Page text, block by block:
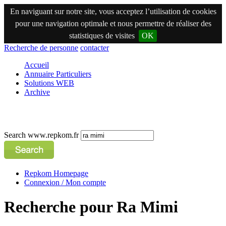
En naviguant sur notre site, vous acceptez l’utilisation de cookies
pour une navigation optimale et nous permettre de réaliser des
statistiques de visites
OK
Recherche de personne contacter
Accueil
Annuaire Particuliers
Solutions WEB
Archive
Search www.repkom.fr
Repkom Homepage
Connexion / Mon compte
Recherche pour Ra Mimi